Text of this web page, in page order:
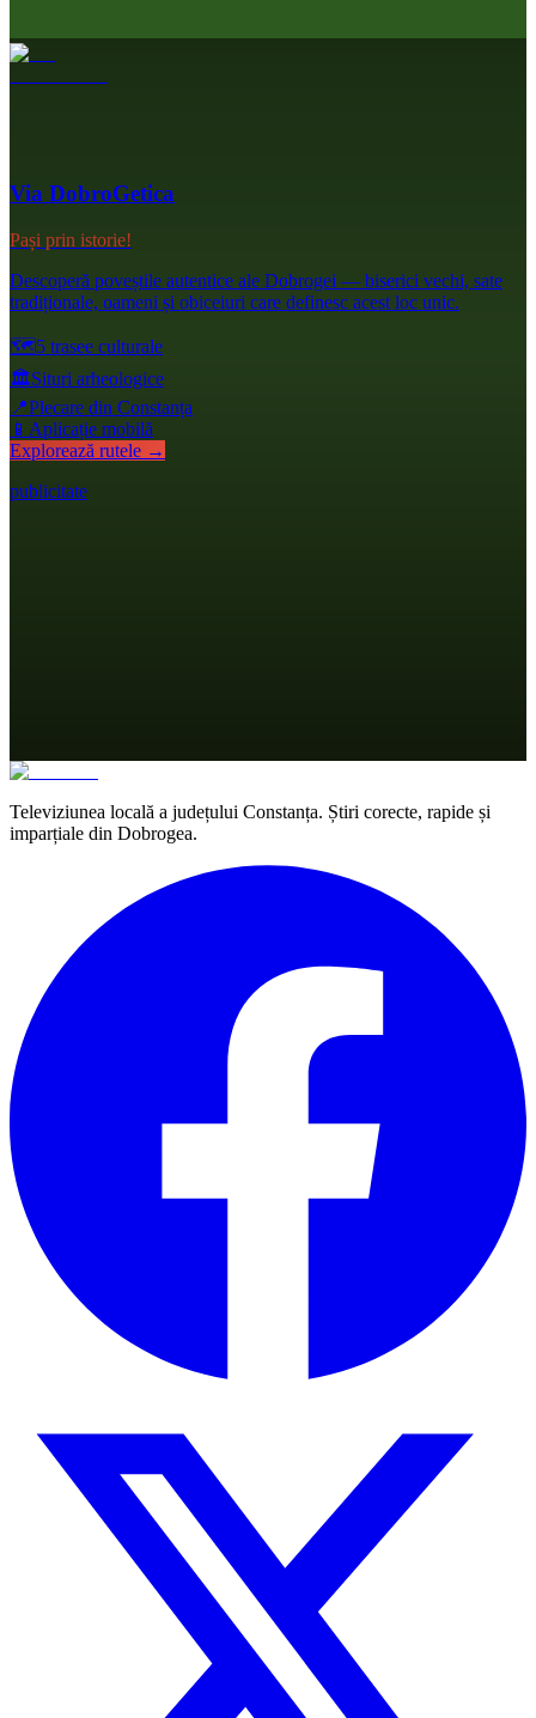
Via DobroGetica
Pași prin istorie!
Descoperă poveștile autentice ale Dobrogei — biserici vechi, sate
tradiționale, oameni și obiceiuri care definesc acest loc unic.
🗺️5 trasee culturale
🏛️Situri arheologice
📍Plecare din Constanța
📱 Aplicație mobilă
Explorează rutele →
publicitate
Televiziunea locală a județului Constanța. Știri corecte, rapide și
imparțiale din Dobrogea.